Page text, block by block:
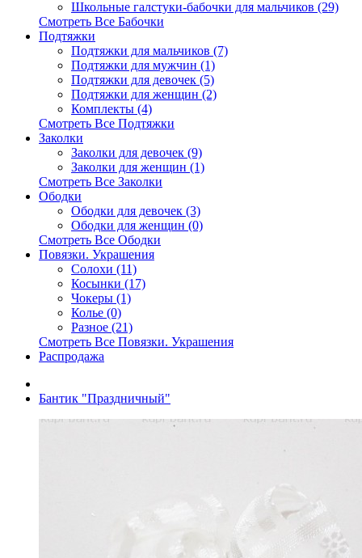
Школьные галстуки-бабочки для мальчиков (29)
Смотреть Все Бабочки
Подтяжки
Подтяжки для мальчиков (7)
Подтяжки для мужчин (1)
Подтяжки для девочек (5)
Подтяжки для женщин (2)
Комплекты (4)
Смотреть Все Подтяжки
Заколки
Заколки для девочек (9)
Заколки для женщин (1)
Смотреть Все Заколки
Ободки
Ободки для девочек (3)
Ободки для женщин (0)
Смотреть Все Ободки
Повязки. Украшения
Солохи (11)
Косынки (17)
Чокеры (1)
Колье (0)
Разное (21)
Смотреть Все Повязки. Украшения
Распродажа
Бантик "Праздничный"